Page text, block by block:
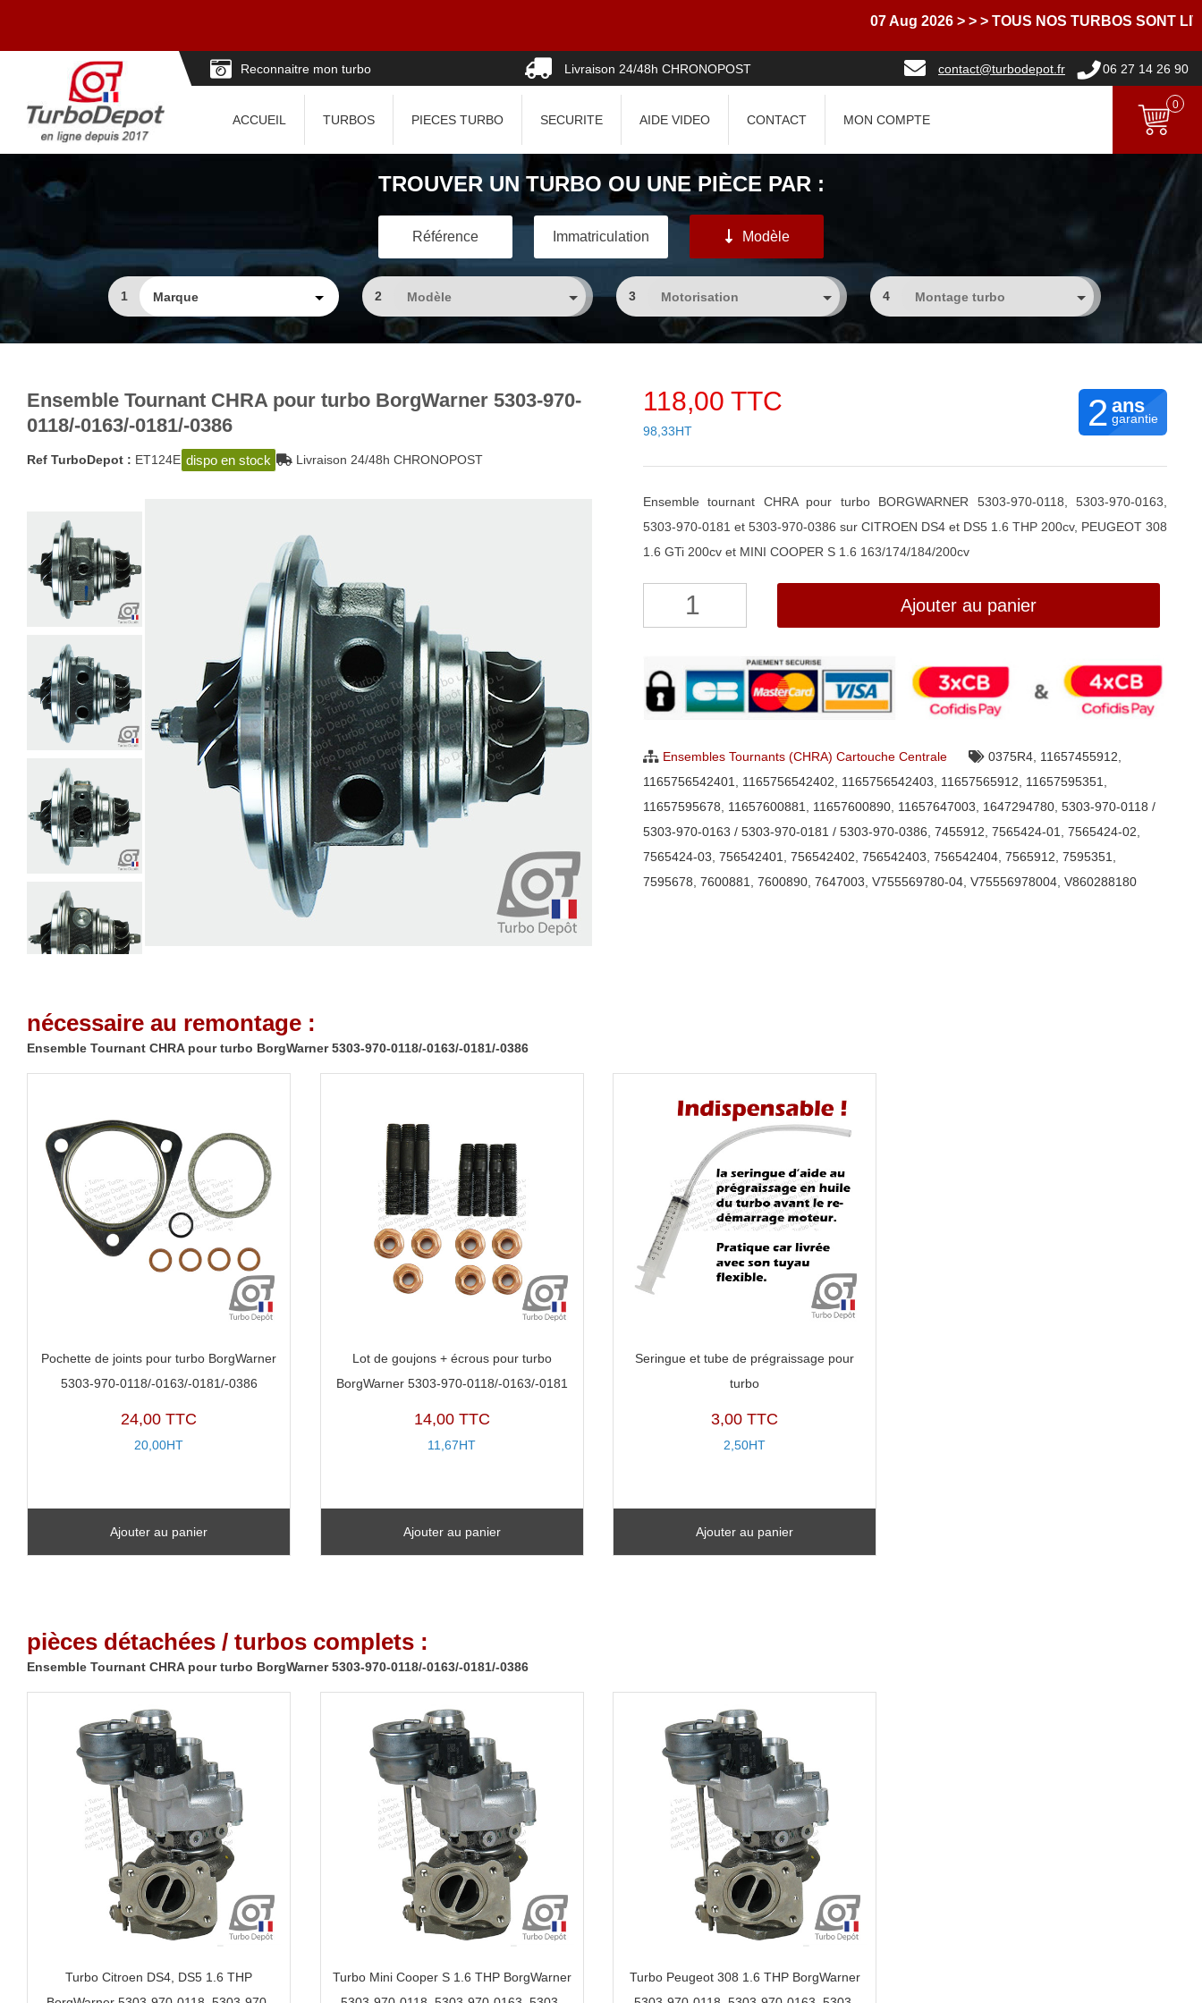
07 Aug 2026 > > > TOUS NOS TURBOS SONT LIVRES
Reconnaitre mon turbo Livraison 24/48h CHRONOPOST contact@turbodepot.fr 06 27 14 26 90
ACCUEIL TURBOS PIECES TURBO SECURITE AIDE VIDEO CONTACT MON COMPTE
0
TROUVER UN TURBO OU UNE PIÈCE PAR :
Référence Immatriculation Modèle
1 2 3 4
Ensemble Tournant CHRA pour turbo BorgWarner 5303-970-
0118/-0163/-0181/-0386
Ref TurboDepot : ET124E dispo en stock Livraison 24/48h CHRONOPOST
118,00 TTC
98,33HT 2 ans
garantie
Ensemble tournant CHRA pour turbo BORGWARNER 5303-970-0118, 5303-970-0163,
5303-970-0181 et 5303-970-0386 sur CITROEN DS4 et DS5 1.6 THP 200cv, PEUGEOT 308
1.6 GTi 200cv et MINI COOPER S 1.6 163/174/184/200cv
Tournant
CHRA
Ajouter au panier
Ensembles Tournants (CHRA) Cartouche Centrale 0375R4, 11657455912
1165756542401
1165756542402 1165756542403 11657565912 11657595351
11657595678
11657600881 11657600890, 11657647003 1647294780, 5303-970-0118 /
5303-970-0163 / 5303-970-0181 / 5303-970-0386 7455912 7565424-01 7565424-02
7565424-03 756542401 756542402 756542403 756542404, 7565912 7595351
7595678 7600881 7600890, 7647003 V755569780-04, V75556978004, V860288180
nécessaire au remontage :
Ensemble Tournant CHRA pour turbo BorgWarner 5303-970-0118/-0163/-0181/-0386
Pochette de joints pour turbo BorgWarner
5303-970-0118/-0163/-0181/-0386
24,00 TTC
20,00HT
Ajouter au panier
Lot de goujons + écrous pour turbo
BorgWarner 5303-970-0118/-0163/-0181
14,00 TTC
11,67HT
Ajouter au panier
Seringue et tube de prégraissage pour
turbo
3,00 TTC
2,50HT
Ajouter au panier
pièces détachées / turbos complets :
Ensemble Tournant CHRA pour turbo BorgWarner 5303-970-0118/-0163/-0181/-0386
Turbo Citroen DS4, DS5 1.6 THP
Turbo Mini Cooper S 1.6 THP BorgWarner
Turbo Peugeot 308 1.6 THP BorgWarner